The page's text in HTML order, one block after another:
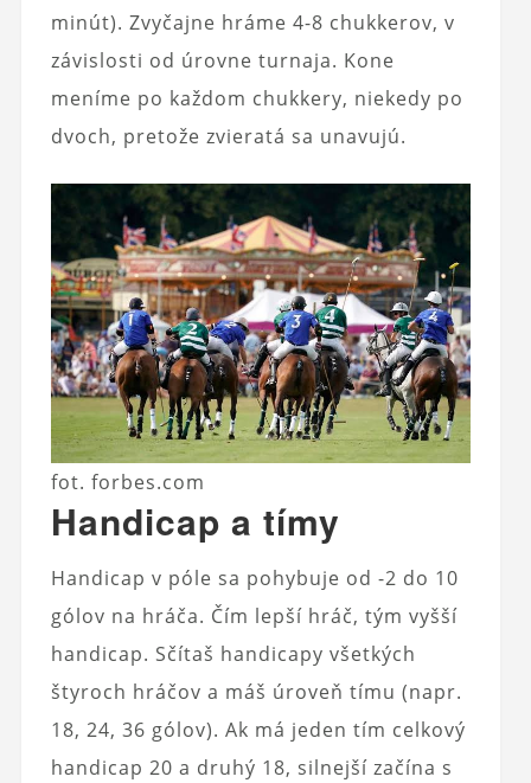
minút). Zvyčajne hráme 4-8 chukkerov, v
závislosti od úrovne turnaja. Kone
meníme po každom chukkery, niekedy po
dvoch, pretože zvieratá sa unavujú.
fot. forbes.com
Handicap a tímy
Handicap v póle sa pohybuje od -2 do 10
gólov na hráča. Čím lepší hráč, tým vyšší
handicap. Sčítaš handicapy všetkých
štyroch hráčov a máš úroveň tímu (napr.
18, 24, 36 gólov). Ak má jeden tím celkový
handicap 20 a druhý 18, silnejší začína s